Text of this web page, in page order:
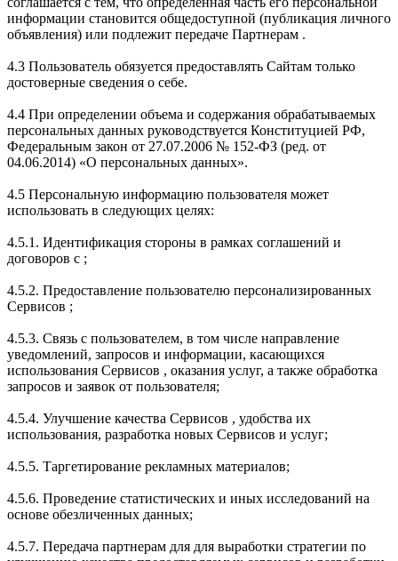
информации становится общедоступной (публикация личного
объявления) или подлежит передаче Партнерам .
4.3 Пользователь обязуется предоставлять Сайтам только
достоверные сведения о себе.
4.4 При определении объема и содержания обрабатываемых
персональных данных руководствуется Конституцией РФ,
Федеральным закон от 27.07.2006 № 152-ФЗ (ред. от
04.06.2014) «О персональных данных».
4.5 Персональную информацию пользователя может
использовать в следующих целях:
4.5.1. Идентификация стороны в рамках соглашений и
договоров с ;
4.5.2. Предоставление пользователю персонализированных
Сервисов ;
4.5.3. Связь с пользователем, в том числе направление
уведомлений, запросов и информации, касающихся
использования Сервисов , оказания услуг, а также обработка
запросов и заявок от пользователя;
4.5.4. Улучшение качества Сервисов , удобства их
использования, разработка новых Сервисов и услуг;
4.5.5. Таргетирование рекламных материалов;
4.5.6. Проведение статистических и иных исследований на
основе обезличенных данных;
4.5.7. Передача партнерам для для выработки стратегии по